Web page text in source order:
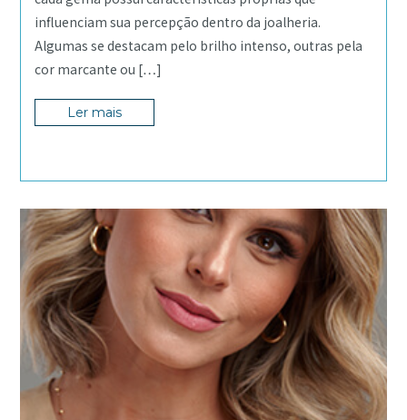
influenciam sua percepção dentro da joalheria.
Algumas se destacam pelo brilho intenso, outras pela
cor marcante ou […]
Ler mais